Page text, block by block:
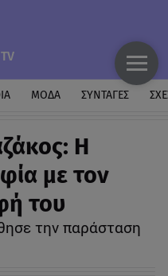
ΜΟΔΑ ΣΥΝΤΑΓΕΣ
Η
με τον
του
την παράσταση